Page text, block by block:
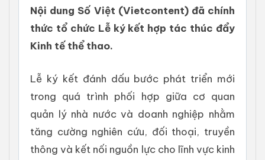
Nội dung Số Việt (Vietcontent) đã chính
thức tổ chức Lễ ký kết hợp tác thúc đẩy
Kinh tế thể thao.
Lễ ký kết đánh dấu bước phát triển mới
trong quá trình phối hợp giữa cơ quan
quản lý nhà nước và doanh nghiệp nhằm
tăng cường nghiên cứu, đối thoại, truyền
thông và kết nối nguồn lực cho lĩnh vực kinh